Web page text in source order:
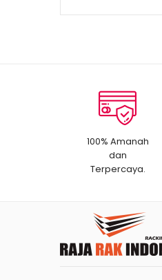
100% Amanah
dan
Terpercaya.